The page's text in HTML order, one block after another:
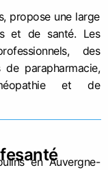
propose une large
et de santé. Les
des
parapharmacie,
et de
en Auvergne-